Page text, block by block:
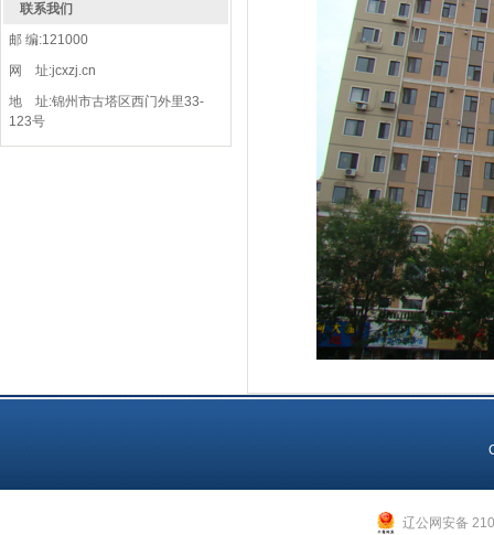
联系我们
邮 编:121000
网 址:jcxzj.cn
地 址:锦州市古塔区西门外里33-
123号
辽公网安备